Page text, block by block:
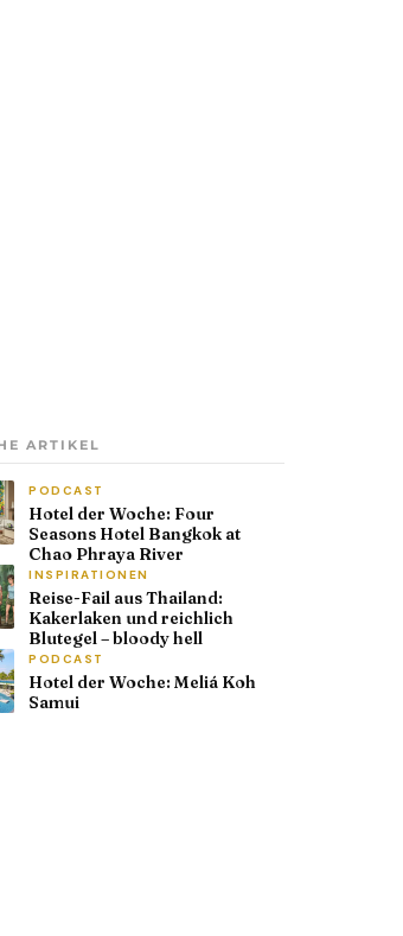
ARTIKEL
PODCAST
Hotel der Woche: Four
Seasons Hotel Bangkok at
Chao Phraya River
INSPIRATIONEN
Reise-Fail aus Thailand:
Kakerlaken und reichlich
Blutegel – bloody hell
PODCAST
Hotel der Woche: Meliá Koh
Samui